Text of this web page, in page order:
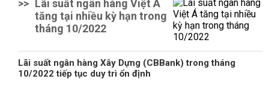
>> Lãi suất ngân hàng Việt Á
tăng tại nhiều kỳ hạn trong
tháng 10/2022
Lãi suất ngân hàng Xây Dựng (CBBank) trong tháng
10/2022 tiếp tục duy trì ổn định